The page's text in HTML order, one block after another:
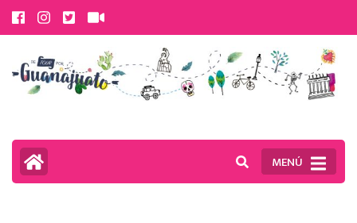
Saltar
al
contenido
(presiona
tecla
Intro)
MENÚ